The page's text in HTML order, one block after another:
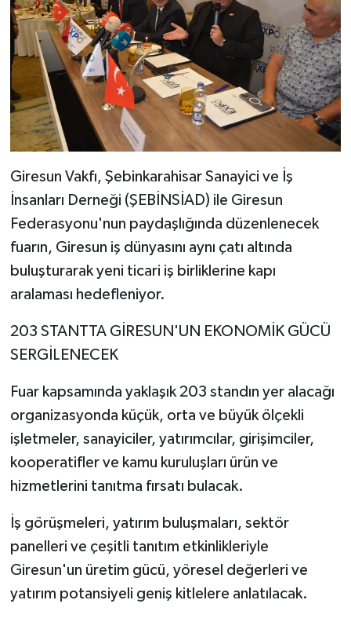
Giresun Vakfı, Şebinkarahisar Sanayici ve İş
İnsanları Derneği (ŞEBİNSİAD) ile Giresun
Federasyonu'nun paydaşlığında düzenlenecek
fuarın, Giresun iş dünyasını aynı çatı altında
buluşturarak yeni ticari iş birliklerine kapı
aralaması hedefleniyor.
203 STANTTA GİRESUN'UN EKONOMİK GÜCÜ
SERGİLENECEK
Fuar kapsamında yaklaşık 203 standın yer alacağı
organizasyonda küçük, orta ve büyük ölçekli
işletmeler, sanayiciler, yatırımcılar, girişimciler,
kooperatifler ve kamu kuruluşları ürün ve
hizmetlerini tanıtma fırsatı bulacak.
İş görüşmeleri, yatırım buluşmaları, sektör
panelleri ve çeşitli tanıtım etkinlikleriyle
Giresun'un üretim gücü, yöresel değerleri ve
yatırım potansiyeli geniş kitlelere anlatılacak.